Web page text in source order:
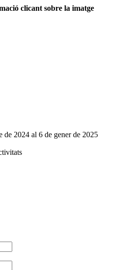
clicant sobre la imatge
de 2024 al 6 de gener de 2025